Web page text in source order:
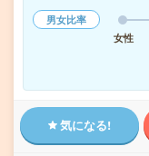
男女比率
女性
気になる!